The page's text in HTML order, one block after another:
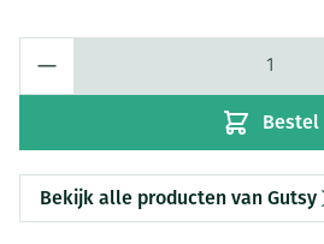
Bestel
Bekijk alle producten van Gutsy